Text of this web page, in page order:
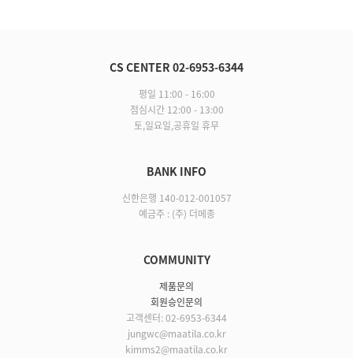
CS CENTER 02-6953-6344
평일 11:00 - 16:00
점심시간 12:00 - 13:00
토,일요일,공휴일 휴무
BANK INFO
신한은행 140-012-001057
예금주 : (주) 더메종
COMMUNITY
제품문의
회원승인문의
고객센터: 02-6953-6344
jungwc@maatila.co.kr
kimms2@maatila.co.kr